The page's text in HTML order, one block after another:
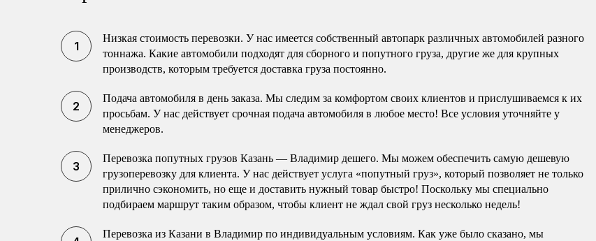
Низкая стоимость перевозки. У нас имеется собственный автопарк различных автомобилей разного
тоннажа. Какие автомобили подходят для сборного и попутного груза, другие же для крупных
производств, которым требуется доставка груза постоянно.
Подача автомобиля в день заказа. Мы следим за комфортом своих клиентов и прислушиваемся к их
просьбам. У нас действует срочная подача автомобиля в любое место! Все условия уточняйте у
менеджеров.
Перевозка попутных грузов Казань — Владимир дешего. Мы можем обеспечить самую дешевую
грузоперевозку для клиента. У нас действует услуга «попутный груз», который позволяет не только
прилично сэкономить, но еще и доставить нужный товар быстро! Поскольку мы специально
подбираем маршрут таким образом, чтобы клиент не ждал свой груз несколько недель!
Перевозка из Казани в Владимир по индивидуальным условиям. Как уже было сказано, мы